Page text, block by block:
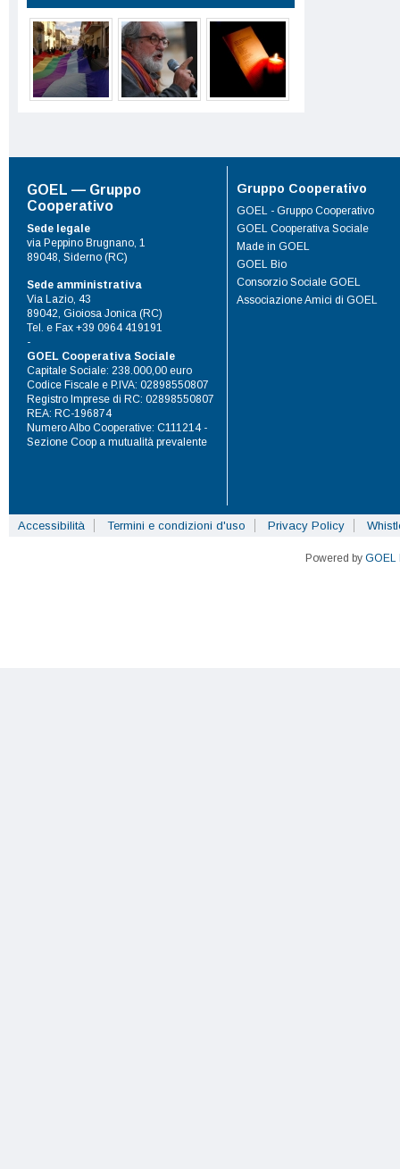
GOEL — Gruppo
Cooperativo
Sede legale
via Peppino Brugnano, 1
89048, Siderno (RC)
Sede amministrativa
Via Lazio, 43
89042, Gioiosa Jonica (RC)
Tel. e Fax +39 0964 419191
-
GOEL Cooperativa Sociale
Capitale Sociale: 238.000,00 euro
Codice Fiscale e P.IVA: 02898550807
Registro Imprese di RC: 02898550807
REA: RC-196874
Numero Albo Cooperative: C111214 -
Sezione Coop a mutualità prevalente
Gruppo Cooperativo
GOEL - Gruppo Cooperativo
GOEL Cooperativa Sociale
Made in GOEL
GOEL Bio
Consorzio Sociale GOEL
Associazione Amici di GOEL
Accessibilità Termini e condizioni d'uso Privacy Policy
Powered by GOEL